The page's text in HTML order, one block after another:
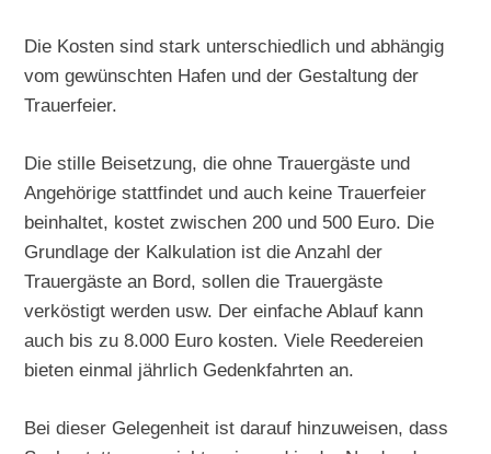
Die Kosten sind stark unterschiedlich und abhängig
vom gewünschten Hafen und der Gestaltung der
Trauerfeier.
Die stille Beisetzung, die ohne Trauergäste und
Angehörige stattfindet und auch keine Trauerfeier
beinhaltet, kostet zwischen 200 und 500 Euro. Die
Grundlage der Kalkulation ist die Anzahl der
Trauergäste an Bord, sollen die Trauergäste
verköstigt werden usw. Der einfache Ablauf kann
auch bis zu 8.000 Euro kosten. Viele Reedereien
bieten einmal jährlich Gedenkfahrten an.
Bei dieser Gelegenheit ist darauf hinzuweisen, dass